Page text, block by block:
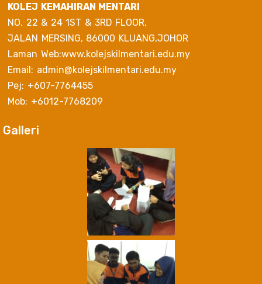
KOLEJ KEMAHIRAN MENTARI
NO. 22 & 24 1ST & 3RD FLOOR,
JALAN MERSING, 86000 KLUANG,JOHOR
Laman Web:www.kolejskilmentari.edu.my
Email: admin@kolejskilmentari.edu.my
Pej: +607-7764455
Mob: +6012-7768209
Galleri